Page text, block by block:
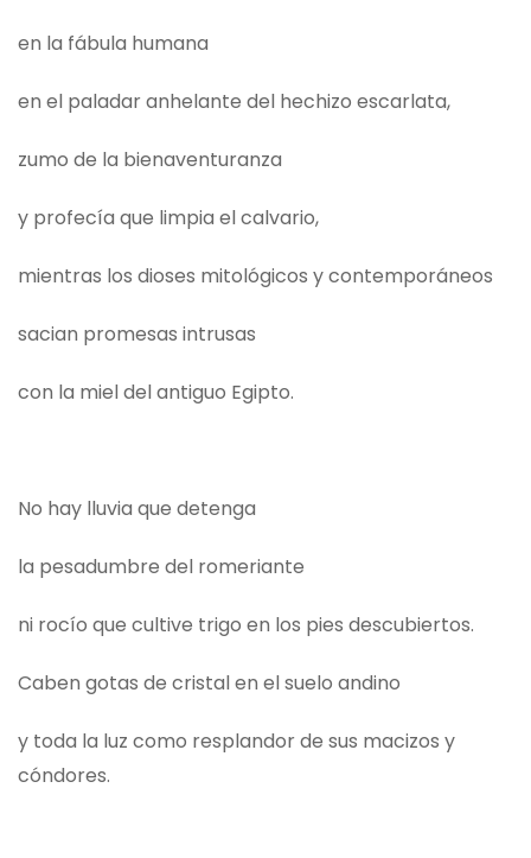
en la fábula humana
en el paladar anhelante del hechizo escarlata,
zumo de la bienaventuranza
y profecía que limpia el calvario,
mientras los dioses mitológicos y contemporáneos
sacian promesas intrusas
con la miel del antiguo Egipto.
No hay lluvia que detenga
la pesadumbre del romeriante
ni rocío que cultive trigo en los pies descubiertos.
Caben gotas de cristal en el suelo andino
y toda la luz como resplandor de sus macizos y
cóndores.